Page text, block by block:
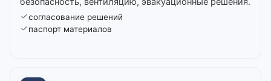
согласование решений
паспорт материалов